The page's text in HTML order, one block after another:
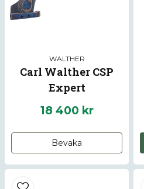
WALTHER
Carl Walther CSP
Expert
18 400 kr
Bevaka
Ja, ni får publicera